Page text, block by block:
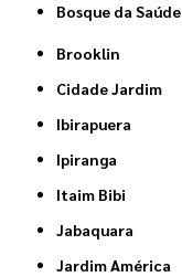
Bosque da Saúde
Brooklin
Cidade Jardim
Ibirapuera
Ipiranga
Itaim Bibi
Jabaquara
Jardim América